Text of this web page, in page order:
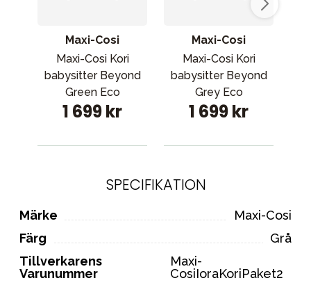
Maxi-Cosi
Maxi-Cosi Kori
babysitter Beyond
Green Eco
1 699 kr
Maxi-Cosi
Maxi-Cosi Kori
babysitter Beyond
Grey Eco
1 699 kr
SPECIFIKATION
Märke
Maxi-Cosi
Färg
Grå
Tillverkarens
Varunummer
Maxi-
CosiIoraKoriPaket2